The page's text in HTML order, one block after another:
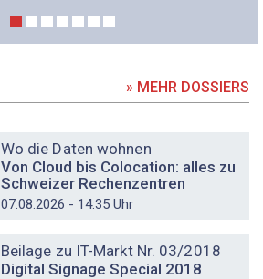
» MEHR DOSSIERS
Wo die Daten wohnen
Von Cloud bis Colocation: alles zu
Schweizer Rechenzentren
07.08.2026 - 14:35 Uhr
Beilage zu IT-Markt Nr. 03/2018
Digital Signage Special 2018